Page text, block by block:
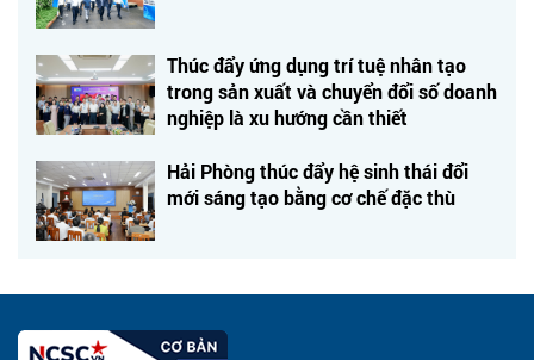
Thúc đẩy ứng dụng trí tuệ nhân tạo
trong sản xuất và chuyển đổi số doanh
nghiệp là xu hướng cần thiết
Hải Phòng thúc đẩy hệ sinh thái đổi
mới sáng tạo bằng cơ chế đặc thù